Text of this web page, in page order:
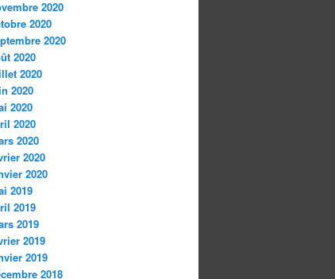
2020
2020
2020
2020
2020
2020
2020
2020
2020
2020
2020
2019
2019
2019
2019
2019
2018